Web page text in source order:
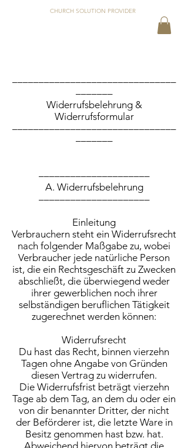
CHURCH SOLUTION PROVIDER
–––––––––––––––––––––––––––––––
–––––––
Widerrufsbelehrung &
Widerrufsformular
–––––––––––––––––––––––––––––––
–––––––
–––––––––––––––––––––
A. Widerrufsbelehrung
–––––––––––––––––––––
Einleitung
Verbrauchern steht ein Widerrufsrecht
nach folgender Maßgabe zu, wobei
Verbraucher jede natürliche Person
ist, die ein Rechtsgeschäft zu Zwecken
abschließt, die überwiegend weder
ihrer gewerblichen noch ihrer
selbständigen beruflichen Tätigkeit
zugerechnet werden können:
Widerrufsrecht
Du hast das Recht, binnen vierzehn
Tagen ohne Angabe von Gründen
diesen Vertrag zu widerrufen.
Die Widerrufsfrist beträgt vierzehn
Tage ab dem Tag, an dem du oder ein
von dir benannter Dritter, der nicht
der Beförderer ist, die letzte Ware in
Besitz genommen hast bzw. hat.
Abweichend hiervon beträgt die